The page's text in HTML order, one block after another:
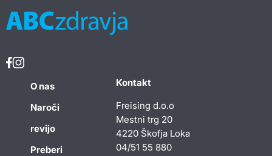
O nas
Naroči
revijo
Preberi
Kontakt
Freising d.o.o
Mestni trg 20
4220 Škofja Loka
04/51 55 880